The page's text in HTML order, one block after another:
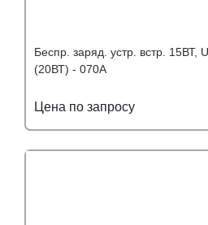
Бeспр. заряд. устр. встр. 15ВТ,
(20ВТ) - 070A
Цена по запросу